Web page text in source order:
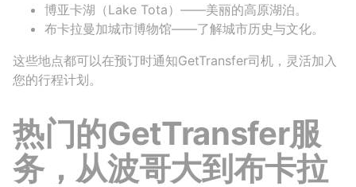
博亚卡湖（Lake Tota）——美丽的高原湖泊。
布卡拉曼加城市博物馆——了解城市历史与文化。
这些地点都可以在预订时通知GetTransfer司机，灵活加入
您的行程计划。
热门的GetTransfer服
务，从波哥大到布卡拉